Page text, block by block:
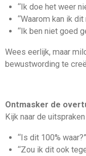
“Ik doe het weer
“Waarom kan ik
“Ik ben niet goed
Wees eerlijk, maar
bewustwording te
Ontmasker de
Kijk naar de
“Is dit 100% waar?”
“Zou ik dit ook